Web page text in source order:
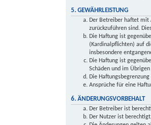
5. GEWÄHRLEISTUNG
Der Betreiber haftet mit
zurückzuführen sind.
Die Haftung ist
(Kardinalpflichten) auf
insbesondere
Die Haftung ist
Schäden und im
Die
Ansprüche für eine
6. ÄNDERUNGSVORBEHALT
Der Betreiber ist
Der Nutzer ist